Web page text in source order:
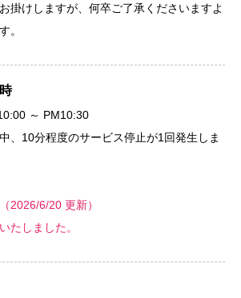
掛けしますが、何卒ご了承くださいますよ
。
～ PM10:30
、10分程度のサービス停止が1回発生しま
2026/6/20 更新）
たしました。